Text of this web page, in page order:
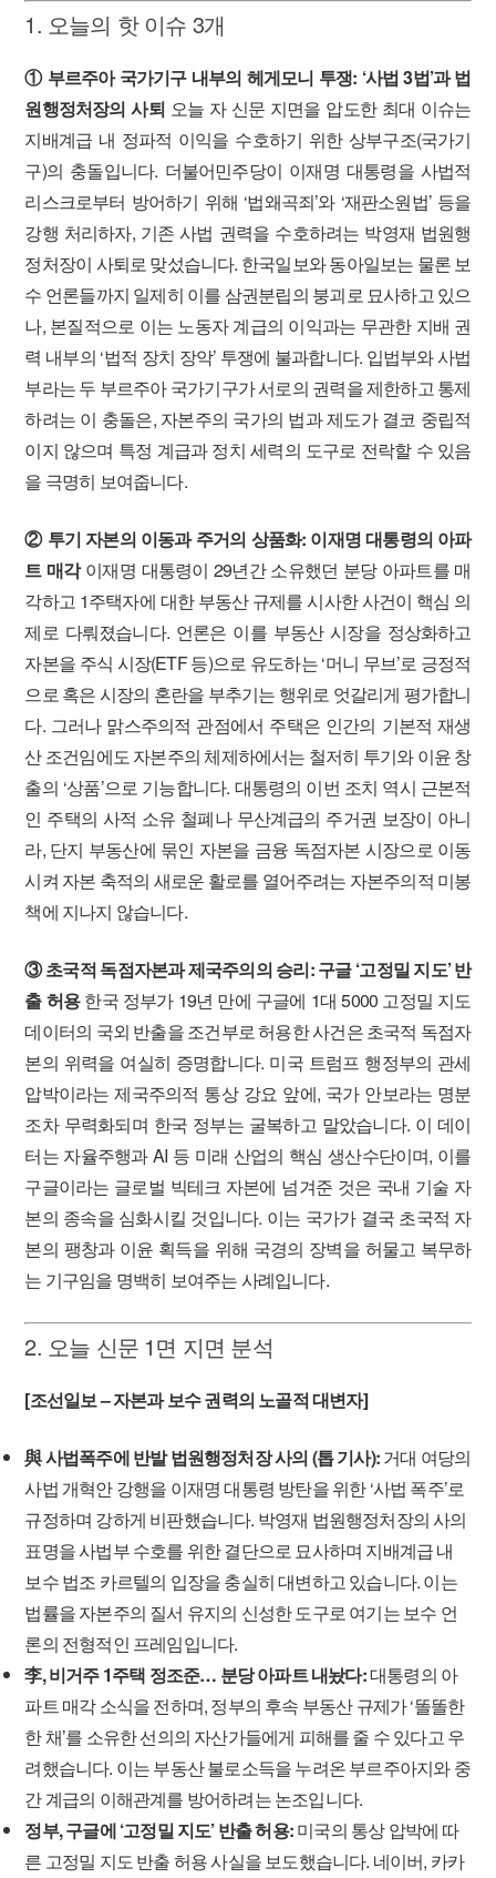
1. 오늘의 핫 이슈 3개
① 부르주아 국가기구 내부의 헤게모니 투쟁: ‘사법 3법’과 법
원행정처장의 사퇴오늘 자 신문 지면을 압도한 최대 이슈는
지배계급 내 정파적 이익을 수호하기 위한 상부구조(국가기
구)의 충돌입니다. 더불어민주당이 이재명 대통령을 사법적
리스크로부터 방어하기 위해 ‘법왜곡죄’와 ‘재판소원법’ 등을
강행 처리하자, 기존 사법 권력을 수호하려는 박영재 법원행
정처장이 사퇴로 맞섰습니다. 한국일보와 동아일보는 물론 보
수 언론들까지 일제히 이를 삼권분립의 붕괴로 묘사하고 있으
나, 본질적으로 이는 노동자 계급의 이익과는 무관한 지배 권
력 내부의 ‘법적 장치 장악’ 투쟁에 불과합니다. 입법부와 사법
부라는 두 부르주아 국가기구가 서로의 권력을 제한하고 통제
하려는 이 충돌은, 자본주의 국가의 법과 제도가 결코 중립적
이지 않으며 특정 계급과 정치 세력의 도구로 전락할 수 있음
을 극명히 보여줍니다.
② 투기 자본의 이동과 주거의 상품화: 이재명 대통령의 아파
트 매각이재명 대통령이 29년간 소유했던 분당 아파트를 매
각하고 1주택자에 대한 부동산 규제를 시사한 사건이 핵심 의
제로 다뤄졌습니다. 언론은 이를 부동산 시장을 정상화하고
자본을 주식 시장(ETF 등)으로 유도하는 ‘머니 무브’로 긍정적
으로 혹은 시장의 혼란을 부추기는 행위로 엇갈리게 평가합니
다. 그러나 맑스주의적 관점에서 주택은 인간의 기본적 재생
산 조건임에도 자본주의 체제하에서는 철저히 투기와 이윤 창
출의 ‘상품’으로 기능합니다. 대통령의 이번 조치 역시 근본적
인 주택의 사적 소유 철폐나 무산계급의 주거권 보장이 아니
라, 단지 부동산에 묶인 자본을 금융 독점자본 시장으로 이동
시켜 자본 축적의 새로운 활로를 열어주려는 자본주의적 미봉
책에 지나지 않습니다.
③ 초국적 독점자본과 제국주의의 승리: 구글 ‘고정밀 지도’ 반
출 허용한국 정부가 19년 만에 구글에 1대 5000 고정밀 지도
데이터의 국외 반출을 조건부로 허용한 사건은 초국적 독점자
본의 위력을 여실히 증명합니다. 미국 트럼프 행정부의 관세
압박이라는 제국주의적 통상 강요 앞에, 국가 안보라는 명분
조차 무력화되며 한국 정부는 굴복하고 말았습니다. 이 데이
터는 자율주행과 AI 등 미래 산업의 핵심 생산수단이며, 이를
구글이라는 글로벌 빅테크 자본에 넘겨준 것은 국내 기술 자
본의 종속을 심화시킬 것입니다. 이는 국가가 결국 초국적 자
본의 팽창과 이윤 획득을 위해 국경의 장벽을 허물고 복무하
는 기구임을 명백히 보여주는 사례입니다.
2. 오늘 신문 1면 지면 분석
[조선일보 – 자본과 보수 권력의 노골적 대변자]
與 사법폭주에 반발 법원행정처장 사의 (톱 기사):거대 여당의
사법 개혁안 강행을 이재명 대통령 방탄을 위한 ‘사법 폭주’로
규정하며 강하게 비판했습니다. 박영재 법원행정처장의 사의
표명을 사법부 수호를 위한 결단으로 묘사하며 지배계급 내
보수 법조 카르텔의 입장을 충실히 대변하고 있습니다. 이는
법률을 자본주의 질서 유지의 신성한 도구로 여기는 보수 언
론의 전형적인 프레임입니다.
李, 비거주 1주택 정조준… 분당 아파트 내놨다:대통령의 아
파트 매각 소식을 전하며, 정부의 후속 부동산 규제가 ‘똘똘한
한 채’를 소유한 선의의 자산가들에게 피해를 줄 수 있다고 우
려했습니다. 이는 부동산 불로소득을 누려온 부르주아지와 중
간 계급의 이해관계를 방어하려는 논조입니다.
정부, 구글에 ‘고정밀 지도’ 반출 허용:미국의 통상 압박에 따
른 고정밀 지도 반출 허용 사실을 보도했습니다. 네이버, 카카